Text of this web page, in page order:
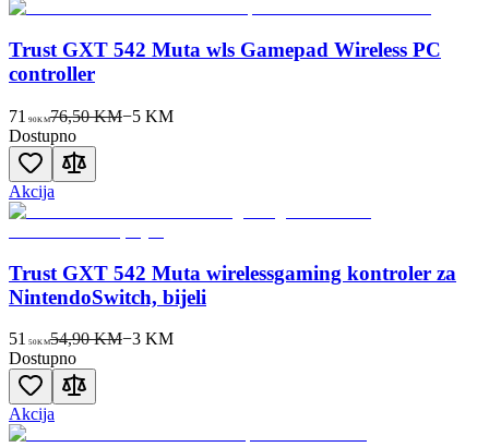
Trust GXT 542 Muta wls Gamepad Wireless PC
controller
71 90KM76,50 KM−5KM
Dostupno
Akcija
Trust GXT 542 Muta wirelessgaming kontroler za
NintendoSwitch, bijeli
51 50KM54,90 KM−3KM
Dostupno
Akcija